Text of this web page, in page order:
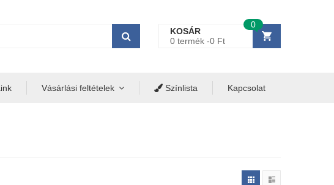
KOSÁR
0 termék -0 Ft
0
Vásárlási feltételek Színlista Kapcsolat